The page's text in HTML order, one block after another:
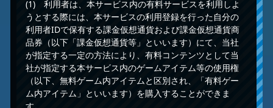
(1) 利用者は、本サービス内の有料サービスを利用しよ
うとする際には、本サービスの利用登録を行った自分の
利用者IDで保有する課金仮想通貨および課金仮想通貨商
品券（以下「課金仮想通貨等」といいます）にて、当社
が指定する一定の方法により、有料コンテンツとして当
社が指定する本サービス内のゲームアイテム等の使用権
（以下、無料ゲーム内アイテムと区別され、「有料ゲー
ム内アイテム」といいます）を購入することができま